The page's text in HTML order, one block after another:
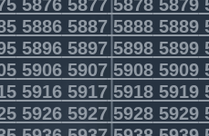
5886588758885889
5896589758985899
5906590759085909
5916591759185919
5926592759285929